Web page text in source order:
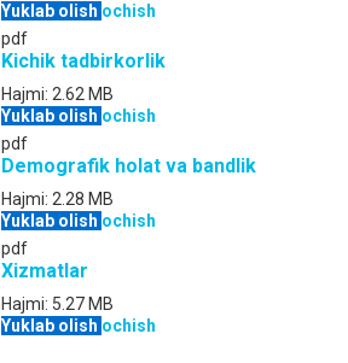
Yuklab olish ochish
pdf
Kichik tadbirkorlik
Hajmi: 2.62 MB
Yuklab olish ochish
pdf
Demografik holat va bandlik
Hajmi: 2.28 MB
Yuklab olish ochish
pdf
Xizmatlar
Hajmi: 5.27 MB
Yuklab olish ochish